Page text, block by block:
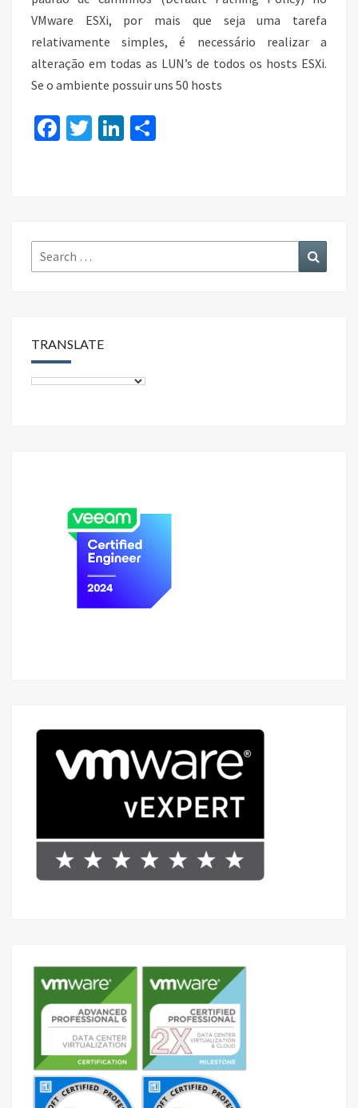
VMware ESXi, por mais que seja uma tarefa
relativamente simples, é necessário realizar a
alteração em todas as LUN’s de todos os hosts ESXi.
Se o ambiente possuir uns 50 hosts
Fa
k
T
Li
Search
for:
TRANSLATE